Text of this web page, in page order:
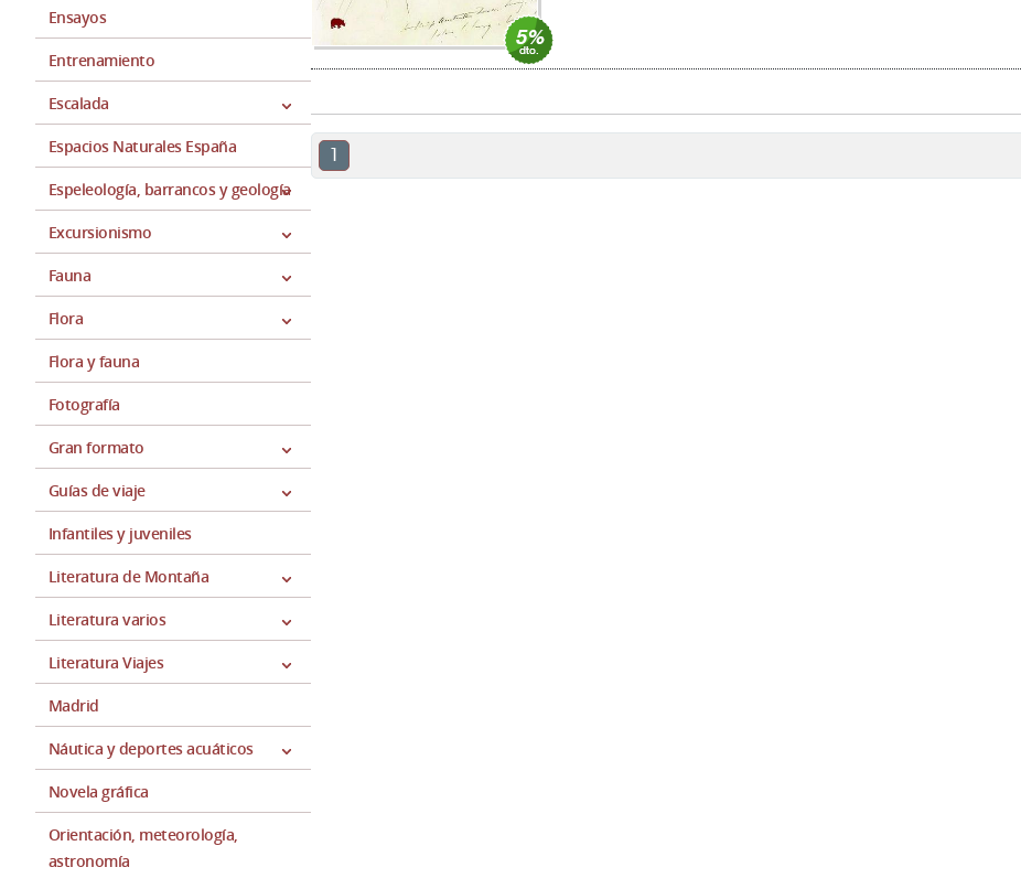
Ensayos
Entrenamiento
Escalada
Espacios Naturales España
Espeleología, barrancos y geología
Excursionismo
Fauna
Flora
Flora y fauna
Fotografía
Gran formato
Guías de viaje
Infantiles y juveniles
Literatura de Montaña
Literatura varios
Literatura Viajes
Madrid
Náutica y deportes acuáticos
Novela gráfica
Orientación, meteorología,
astronomía
1